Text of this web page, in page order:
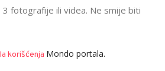
fotografije ili videa. Ne smije biti
korišćenja Mondo portala.